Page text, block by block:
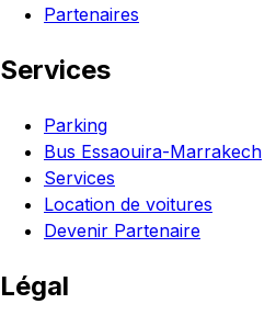
Partenaires
Services
Parking
Bus Essaouira-Marrakech
Services
Location de voitures
Devenir Partenaire
Légal